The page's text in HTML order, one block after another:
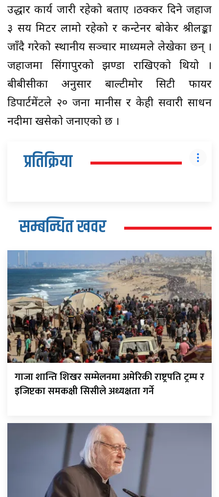
उद्धार कार्य जारी रहेको बताए ।ठक्कर दिने जहाज
३ सय मिटर लामो रहेको र कन्टेनर बोकेर श्रीलङ्का
जाँदै गरेको स्थानीय सञ्चार माध्यमले लेखेका छन् ।
जहाजमा सिंगापुरको झण्डा राखिएको थियो ।
बीबीसीका अनुसार बाल्टीमोर सिटी फायर
डिपार्टमेंटले २० जना मानीस र केही सवारी साधन
नदीमा खसेको जनाएको छ ।
प्रतिक्रिया
सम्बन्धित खवर
गाजा शान्ति शिखर सम्मेलनमा अमेरिकी राष्ट्रपति ट्रम्प र
इजिप्टका समकक्षी सिसीले अध्यक्षता गर्ने